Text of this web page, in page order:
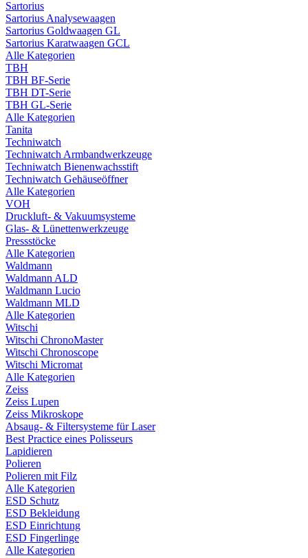
Sartorius
Sartorius Analysewaagen
Sartorius Goldwaagen GL
Sartorius Karatwaagen GCL
Alle Kategorien
TBH
TBH BF-Serie
TBH DT-Serie
TBH GL-Serie
Alle Kategorien
Tanita
Techniwatch
Techniwatch Armbandwerkzeuge
Techniwatch Bienenwachsstift
Techniwatch Gehäuseöffner
Alle Kategorien
VOH
Druckluft- & Vakuumsysteme
Glas- & Lünettenwerkzeuge
Pressstöcke
Alle Kategorien
Waldmann
Waldmann ALD
Waldmann Lucio
Waldmann MLD
Alle Kategorien
Witschi
Witschi ChronoMaster
Witschi Chronoscope
Witschi Micromat
Alle Kategorien
Zeiss
Zeiss Lupen
Zeiss Mikroskope
Absaug- & Filtersysteme für Laser
Best Practice eines Polisseurs
Lapidieren
Polieren
Polieren mit Filz
Alle Kategorien
ESD Schutz
ESD Bekleidung
ESD Einrichtung
ESD Fingerlinge
Alle Kategorien